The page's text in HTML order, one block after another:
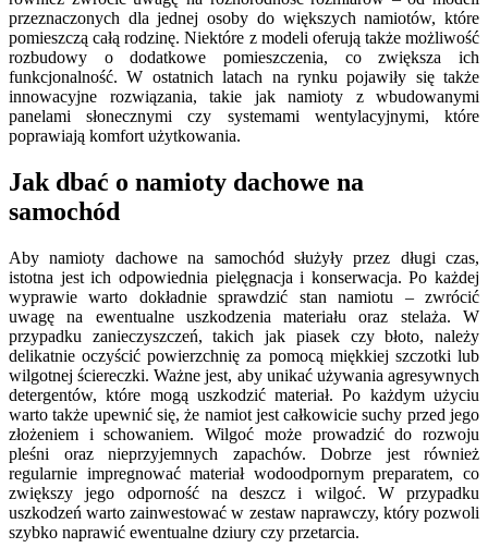
przeznaczonych dla jednej osoby do większych namiotów, które
pomieszczą całą rodzinę. Niektóre z modeli oferują także możliwość
rozbudowy o dodatkowe pomieszczenia, co zwiększa ich
funkcjonalność. W ostatnich latach na rynku pojawiły się także
innowacyjne rozwiązania, takie jak namioty z wbudowanymi
panelami słonecznymi czy systemami wentylacyjnymi, które
poprawiają komfort użytkowania.
Jak dbać o namioty dachowe na
samochód
Aby namioty dachowe na samochód służyły przez długi czas,
istotna jest ich odpowiednia pielęgnacja i konserwacja. Po każdej
wyprawie warto dokładnie sprawdzić stan namiotu – zwrócić
uwagę na ewentualne uszkodzenia materiału oraz stelaża. W
przypadku zanieczyszczeń, takich jak piasek czy błoto, należy
delikatnie oczyścić powierzchnię za pomocą miękkiej szczotki lub
wilgotnej ściereczki. Ważne jest, aby unikać używania agresywnych
detergentów, które mogą uszkodzić materiał. Po każdym użyciu
warto także upewnić się, że namiot jest całkowicie suchy przed jego
złożeniem i schowaniem. Wilgoć może prowadzić do rozwoju
pleśni oraz nieprzyjemnych zapachów. Dobrze jest również
regularnie impregnować materiał wodoodpornym preparatem, co
zwiększy jego odporność na deszcz i wilgoć. W przypadku
uszkodzeń warto zainwestować w zestaw naprawczy, który pozwoli
szybko naprawić ewentualne dziury czy przetarcia.